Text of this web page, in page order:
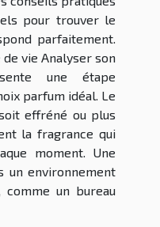
pour trouver le
parfaitement.
vie Analyser son
une étape
parfum idéal. Le
effréné ou plus
la fragrance qui
moment. Une
un environnement
comme un bureau